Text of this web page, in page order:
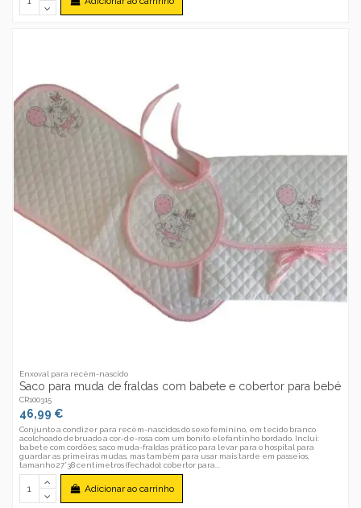
Enxoval para recém-nascido
Saco para muda de fraldas com babete e cobertor para bebé
CR100315
46,99 €
Conjunto a condizer para recém-nascidos do sexo feminino, em tecido branco
acolchoado debruado a cor-de-rosa com um bonito elefantinho bordado. Inclui:
babete com cordões; saco muda-fraldas prático para levar para o hospital para
guardar as primeiras mudas, mas também para usar mais tarde em passeios,
tamanho 27*38 centímetros (fechado); cobertor para...
Adicionar ao carrinho